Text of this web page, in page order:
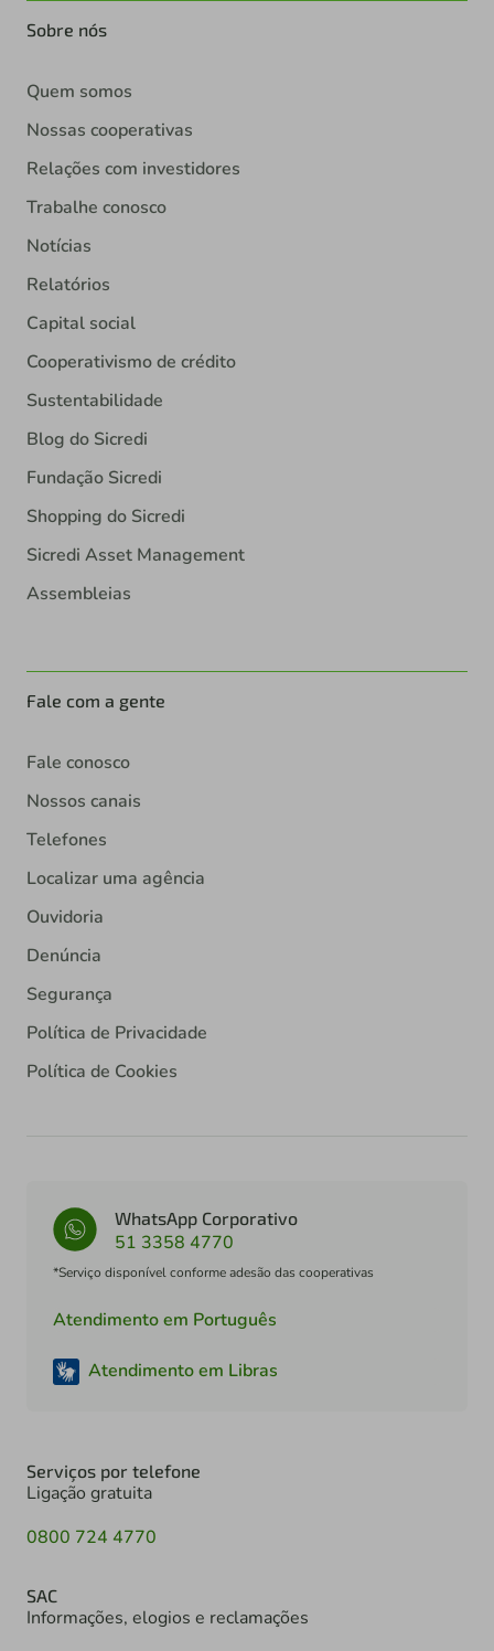
Sobre nós
Quem somos
Nossas cooperativas
Relações com investidores
Trabalhe conosco
Notícias
Relatórios
Capital social
Cooperativismo de crédito
Sustentabilidade
Blog do Sicredi
Fundação Sicredi
Shopping do Sicredi
Sicredi Asset Management
Assembleias
Fale com a gente
Fale conosco
Nossos canais
Telefones
Localizar uma agência
Ouvidoria
Denúncia
Segurança
Política de Privacidade
Política de Cookies
WhatsApp Corporativo
51 3358 4770
*Serviço disponível conforme adesão das cooperativas
Atendimento em Português
Atendimento em Libras
Serviços por telefone
Ligação gratuita
0800 724 4770
SAC
Informações, elogios e reclamações